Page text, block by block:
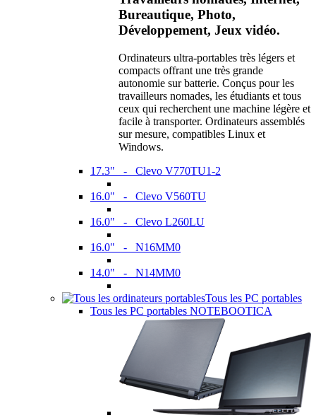
Bureautique, Photo,
Développement, Jeux vidéo.
Ordinateurs ultra-portables très légers et
compacts offrant une très grande
autonomie sur batterie. Conçus pour les
travailleurs nomades, les étudiants et tous
ceux qui recherchent une machine légère et
facile à transporter. Ordinateurs assemblés
sur mesure, compatibles Linux et
Windows.
17.3" - Clevo V770TU1-2
16.0" - Clevo V560TU
16.0" - Clevo L260LU
16.0" - N16MM0
14.0" - N14MM0
Tous les PC portables
Tous les PC portables NOTEBOOTICA